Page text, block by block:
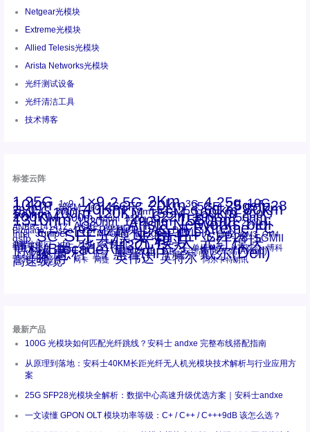
Netgear光模块
Extreme光模块
Allied Telesis光模块
Arista Networks光模块
光纤测试设备
光纤清洁工具
技术博客
标签云阵
1.25G 1x9 1×9 2.5G 2Km 3G 4.25g 10G
10km 15KM 16G 16GFC 20km 25GE 25gsfp28
28.05G 30km 40Km 50m 53.125G 60km 80km
100km 100m 120KM 155M 160km 200G
200KM 300m 400m 550m 622m 800G 850nm
1310nm 1330nm 1490nm 1550nm 2500m
ANBR-1414TZ AOC Arista Arista Networks bidi
Brocade Cisco CSFP光模块 DAC Dell Extreme FC
Intel Juniper LC MPO-LC Netgear NVIDIA OM2 OM3 OM4
qsfp SC SFF光模块 SFP+ SFP28 SGMII
st螺纹接口 xfp 万兆 交换机 光模块 光纤模块
千兆光模块 华三 华三(H3C) 华为 单模单芯 单模双芯 博科
博科(Brocade) 博通 友讯 多模 安华高 安华高(Avago)
工业级 思科 惠普 惠普(HP) 戴尔 戴尔(Dell)
百兆 瞻博 网卡 网捷 英伟达 英特尔 阿尔卡特朗讯
高速线缆
最新产品
100G 光模块如何匹配光纤跳线？安科士 andxe 完整布线搭配指南
从原理到落地：安科士40KM长距光纤无人机光模块技术解析与行业应用方
案
25G SFP28光模块全解析：数据中心高速升级优选方案｜安科士andxe
一文读懂 GPON OLT 模块功率等级：C+ / C++ / C+++9dB 该怎么选？